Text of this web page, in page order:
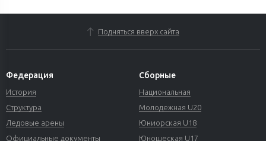
Подняться вверх сайта
Федерация
История
Структура
Ледовые арены
Официальные документы
Сборные
Национальная
Молодежная U20
Юниорская U18
Юношеская U17